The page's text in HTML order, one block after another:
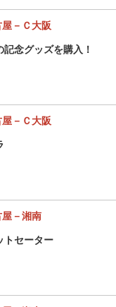
－Ｃ大阪
念グッズを購入！
－Ｃ大阪
－湘南
トセーター